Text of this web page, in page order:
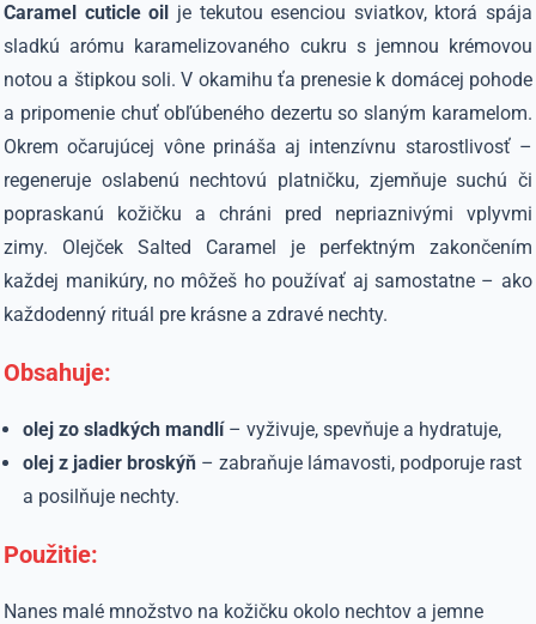
Caramel cuticle oil je tekutou esenciou sviatkov, ktorá spája
sladkú arómu karamelizovaného cukru s jemnou krémovou
notou a štipkou soli. V okamihu ťa prenesie k domácej pohode
a pripomenie chuť obľúbeného dezertu so slaným karamelom.
Okrem očarujúcej vône prináša aj intenzívnu starostlivosť –
regeneruje oslabenú nechtovú platničku, zjemňuje suchú či
popraskanú kožičku a chráni pred nepriaznivými vplyvmi
zimy. Olejček Salted Caramel je perfektným zakončením
každej manikúry, no môžeš ho používať aj samostatne – ako
každodenný rituál pre krásne a zdravé nechty.
Obsahuje:
olej zo sladkých mandlí– vyživuje, spevňuje a hydratuje,
olej z jadier broskýň – zabraňuje lámavosti, podporuje rast
a posilňuje nechty.
Použitie:
Nanes malé množstvo na kožičku okolo nechtov a jemne